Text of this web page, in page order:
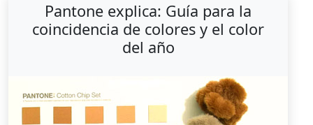
Pantone explica: Guía para la
coincidencia de colores y el color
del año